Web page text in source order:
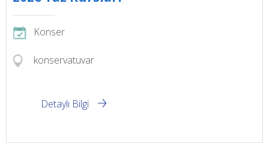
Konser
konservatuvar
Detaylı Bilgi